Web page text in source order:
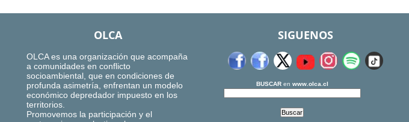
OLCA
OLCA es una organización que acompaña
a comunidades en conflicto
socioambiental, que en condiciones de
profunda asimetría, enfrentan un modelo
económico depredador impuesto en los
territorios.
Promovemos la participación y el
SIGUENOS
BUSCARen www.olca.cl